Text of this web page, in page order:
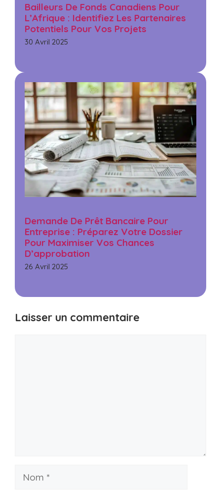
Bailleurs De Fonds Canadiens Pour
L’Afrique : Identifiez Les Partenaires
Potentiels Pour Vos Projets
30 Avril 2025
Demande De Prêt Bancaire Pour
Entreprise : Préparez Votre Dossier
Pour Maximiser Vos Chances
D’approbation
26 Avril 2025
Laisser un commentaire
Nom